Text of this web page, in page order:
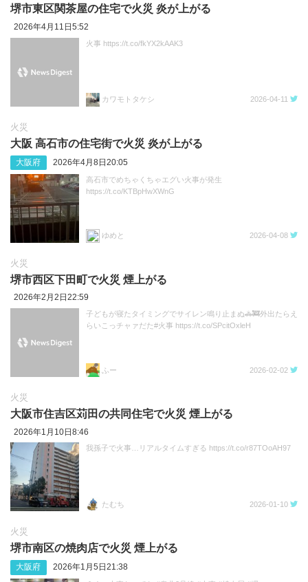
堺市東区関茶屋の住宅で火災 炎が上がる
2026年4月11日5:52
火事 https://t.co/fkYX2kAAK3
カワモトタケシ 2026-04-11
火災
大阪 高石市の住宅街で火災 炎が上がる
大阪府 2026年4月8日20:05
高石市でめちゃくちゃエグい火事が発生
https://t.co/KTBpHwXWnG
ゆめと 2026-04-08
火災
堺市西区下田町で火災 煙上がる
2026年2月2日22:59
子どもが寝たタイミングでサイレン鳴り止まぬ🚓🚒外出たらえ
らいこっチャァだた#火事 https://t.co/SPcitOxleH
ふー 2026-02-02
火災
大阪市住吉区苅田の共同住宅で火災 煙上がる
2026年1月10日8:46
我孫子で火事…リアルタイムすぎる https://t.co/r87TOoAH97
たむち 2026-01-10
火災
堺市南区の焼肉店で火災 煙上がる
大阪府 2026年1月5日21:38